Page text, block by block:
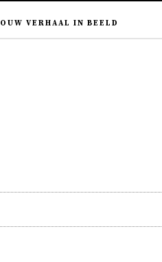
VERHAAL IN BEELD